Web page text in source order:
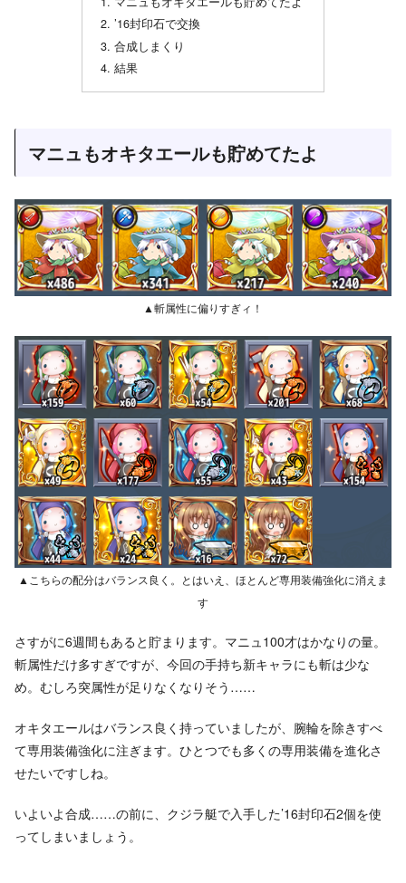
’16封印石で交換
合成しまくり
結果
マニュもオキタエールも貯めてたよ
▲斬属性に偏りすぎィ！
▲こちらの配分はバランス良く。とはいえ、ほとんど専用装備強化に消えま
す
さすがに6週間もあると貯まります。マニュ100才はかなりの量。
斬属性だけ多すぎですが、今回の手持ち新キャラにも斬は少な
め。むしろ突属性が足りなくなりそう……
オキタエールはバランス良く持っていましたが、腕輪を除きすべ
て専用装備強化に注ぎます。ひとつでも多くの専用装備を進化さ
せたいですしね。
いよいよ合成……の前に、クジラ艇で入手した’16封印石2個を使
ってしまいましょう。